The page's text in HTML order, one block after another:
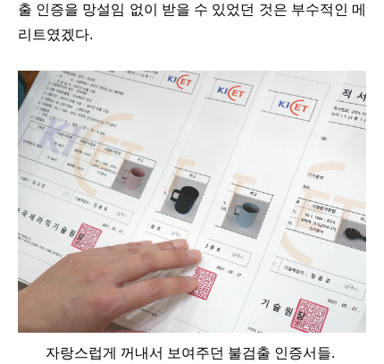
출 인증을 망설임 없이 받을 수 있었던 것은 부수적인 메
리트였겠다.
자랑스럽게 꺼내서 보여주던 불검출 인증서들.